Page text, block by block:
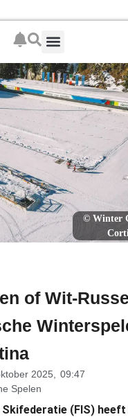
© Winter
of Wit-
2025,
09:47
Spelen
(FIS)